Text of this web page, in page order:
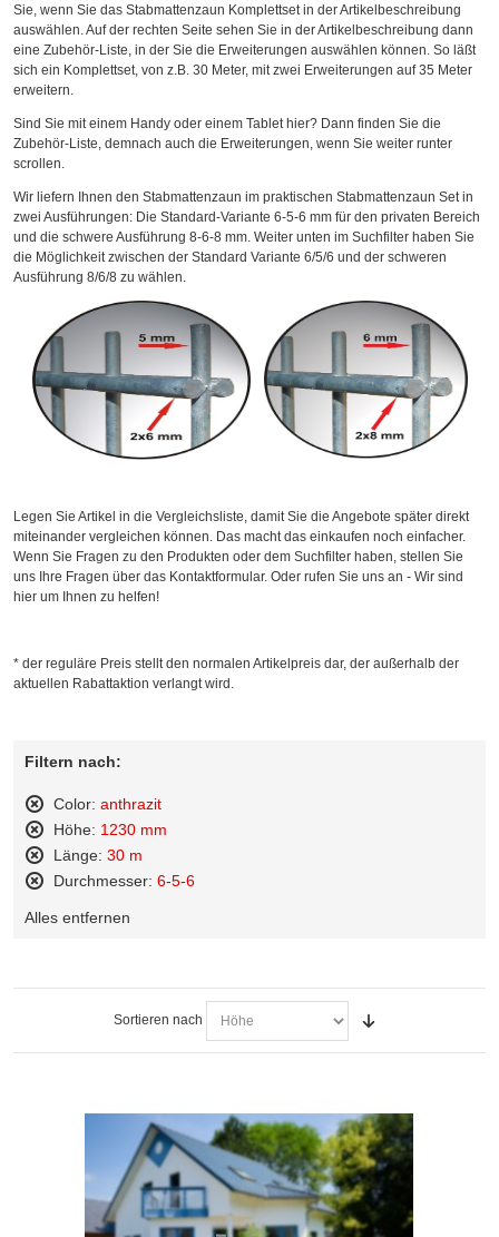
Sie, wenn Sie das Stabmattenzaun Komplettset in der Artikelbeschreibung
auswählen. Auf der rechten Seite sehen Sie in der Artikelbeschreibung dann
eine Zubehör-Liste, in der Sie die Erweiterungen auswählen können. So läßt
sich ein Komplettset, von z.B. 30 Meter, mit zwei Erweiterungen auf 35 Meter
erweitern.
Sind Sie mit einem Handy oder einem Tablet hier? Dann finden Sie die
Zubehör-Liste, demnach auch die Erweiterungen, wenn Sie weiter runter
scrollen.
Wir liefern Ihnen den Stabmattenzaun im praktischen Stabmattenzaun Set in
zwei Ausführungen: Die Standard-Variante 6-5-6 mm für den privaten Bereich
und die schwere Ausführung 8-6-8 mm. Weiter unten im Suchfilter haben Sie
die Möglichkeit zwischen der Standard Variante 6/5/6 und der schweren
Ausführung 8/6/8 zu wählen.
Legen Sie Artikel in die Vergleichsliste, damit Sie die Angebote später direkt
miteinander vergleichen können. Das macht das einkaufen noch einfacher.
Wenn Sie Fragen zu den Produkten oder dem Suchfilter haben, stellen Sie
uns Ihre Fragen über das Kontaktformular. Oder rufen Sie uns an - Wir sind
hier um Ihnen zu helfen!
* der reguläre Preis stellt den normalen Artikelpreis dar, der außerhalb der
aktuellen Rabattaktion verlangt wird.
Filtern nach:
Color: anthrazit
Diesen
Artikel
entfernen
Höhe: 1230 mm
Diesen
Artikel
entfernen
Länge: 30 m
Diesen
entfernen
Durchmesser: 6-5-6
Artikel
Alles entfernen
Sortieren nach